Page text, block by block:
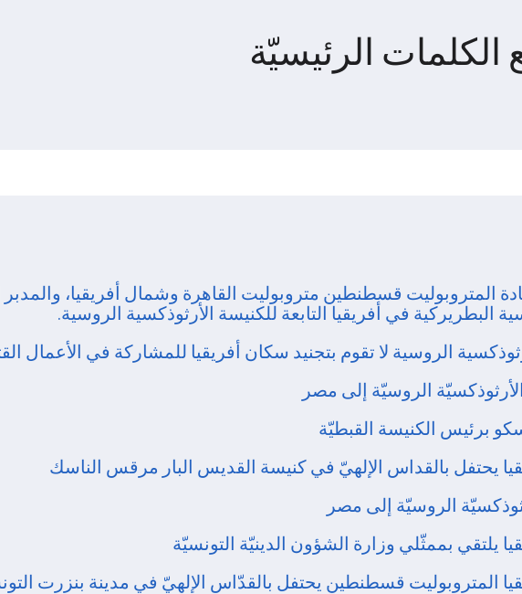
الرئيسيّة
قسطنطين متروبوليت القاهرة وشمال أفريقيا، والمدبر
البطريركية في أفريقيا التابعة للكنيسة الأرثوذكسية الروسية.
الروسية لا تقوم بتجنيد سكان أفريقيا للمشاركة في الأعمال
الروسيّة إلى مصر
برئيس الكنيسة القبطيّة
يحتفل بالقداس الإلهيّ في كنيسة القديس البار مرقس الناسك
الروسيّة إلى مصر
يلتقي بممثّلي وزارة الشؤون الدينيّة التونسيّة
المتروبوليت قسطنطين يحتفل بالقدّاس الإلهيّ في مدينة بنزرت